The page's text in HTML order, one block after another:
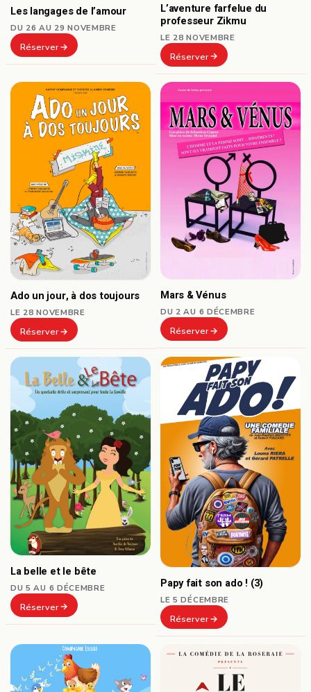
Les langages de l’amour
DU 26 AU 29 NOVEMBRE
Réserver
L’aventure farfelue du
professeur Zikmu
LE 28 NOVEMBRE
Réserver
Ado un jour, à dos toujours
LE 28 NOVEMBRE
Réserver
Mars & Vénus
DU 2 AU 6 DÉCEMBRE
Réserver
La belle et le bête
DU 5 AU 6 DÉCEMBRE
Réserver
Papy fait son ado ! (3)
LE 5 DÉCEMBRE
Réserver